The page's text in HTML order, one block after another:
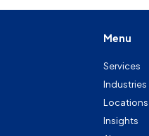
Menu
Services
Industries
Locations
Insights